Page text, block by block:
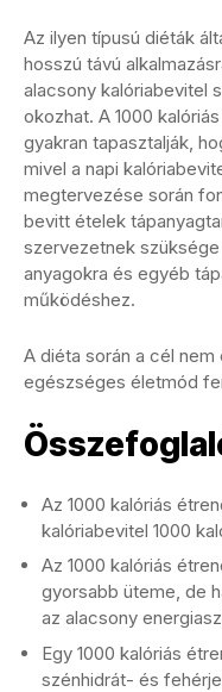
Az ilyen típusú diéták
hosszú távú
alacsony kalóriabevitel
okozhat. A 1000
gyakran tapasztalják,
mivel a napi
megtervezése során
bevitt ételek
szervezetnek szüksége
anyagokra és egyéb
működéshez.
A diéta során a cél
egészséges életmód
Az 1000 kalóriás
kalóriabevitel 1000
Az 1000 kalóriás
gyorsabb üteme, de
az alacsony
Egy 1000 kalóriás
szénhidrát- és